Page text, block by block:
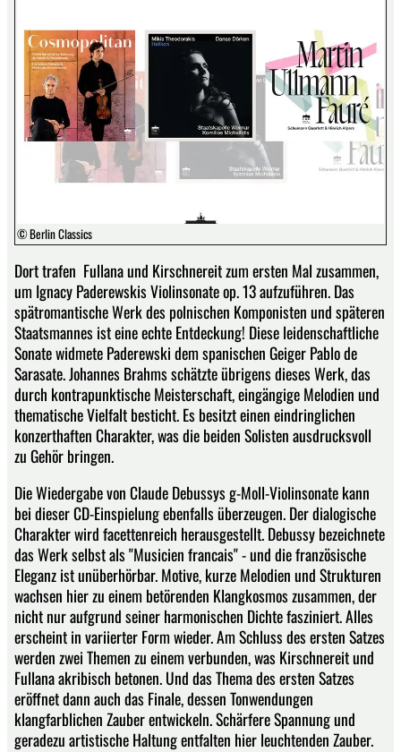
© Berlin Classics
Dort trafen Fullana und Kirschnereit zum ersten Mal zusammen,
um Ignacy Paderewskis Violinsonate op. 13 aufzuführen. Das
spätromantische Werk des polnischen Komponisten und späteren
Staatsmannes ist eine echte Entdeckung! Diese leidenschaftliche
Sonate widmete Paderewski dem spanischen Geiger Pablo de
Sarasate. Johannes Brahms schätzte übrigens dieses Werk, das
durch kontrapunktische Meisterschaft, eingängige Melodien und
thematische Vielfalt besticht. Es besitzt einen eindringlichen
konzerthaften Charakter, was die beiden Solisten ausdrucksvoll
zu Gehör bringen.
Die Wiedergabe von Claude Debussys g-Moll-Violinsonate kann
bei dieser CD-Einspielung ebenfalls überzeugen. Der dialogische
Charakter wird facettenreich herausgestellt. Debussy bezeichnete
das Werk selbst als "Musicien francais" - und die französische
Eleganz ist unüberhörbar. Motive, kurze Melodien und Strukturen
wachsen hier zu einem betörenden Klangkosmos zusammen, der
nicht nur aufgrund seiner harmonischen Dichte fasziniert. Alles
erscheint in variierter Form wieder. Am Schluss des ersten Satzes
werden zwei Themen zu einem verbunden, was Kirschnereit und
Fullana akribisch betonen. Und das Thema des ersten Satzes
eröffnet dann auch das Finale, dessen Tonwendungen
klangfarblichen Zauber entwickeln. Schärfere Spannung und
geradezu artistische Haltung entfalten hier leuchtenden Zauber.